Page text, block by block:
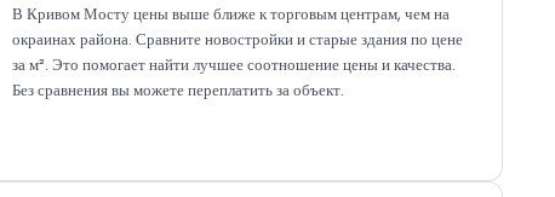
В Кривом Мосту цены выше ближе к торговым центрам, чем на
окраинах района. Сравните новостройки и старые здания по цене
за м². Это помогает найти лучшее соотношение цены и качества.
Без сравнения вы можете переплатить за объект.